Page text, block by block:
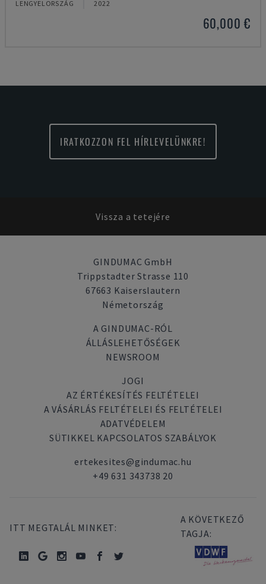
LENGYELORSZÁG 2022
60,000 €
IRATKOZZON FEL HÍRLEVELÜNKRE!
Vissza a tetejére
GINDUMAC GmbH
Trippstadter Strasse 110
67663 Kaiserslautern
Németország
A GINDUMAC-RÓL
ÁLLÁSLEHETŐSÉGEK
NEWSROOM
JOGI
AZ ÉRTÉKESÍTÉS FELTÉTELEI
A VÁSÁRLÁS FELTÉTELEI ÉS FELTÉTELEI
ADATVÉDELEM
SÜTIKKEL KAPCSOLATOS SZABÁLYOK
ertekesites@gindumac.hu
+49 631 343738 20
ITT MEGTALÁL MINKET:
A KÖVETKEZŐ
TAGJA: